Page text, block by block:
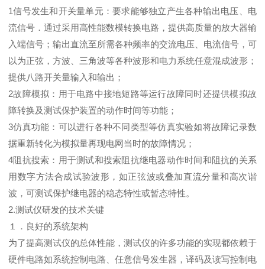
1信号发生和开关量单元：要求能够独立产生各种输出电压、电
流信号．通过采用高性能数模转换电路，提供高质量的放大器输
入端信号；输出直流至所需各种频率的交流电压、电流信号，可
以为正弦，方波、三角波等各种波形和电力系统任意混成波形；
提供八路开关量输入和输出；
2故障模拟：用于电路中接地短路等运行故障同时还提供模拟故
障转换及测试保护装置的动作时间等功能；
3仿真功能：可以进行各种不同类型等仿真实验如将故障记录数
据重新转化为模拟量再现电网当时的故障情况；
4阻抗搜索：用于测试和搜索阻抗继电器动作时间和阻抗的关系
用数字方法合成试验波形，如正弦波或叠加直流分量和高次谐
波，可测试保护继电器的稳态特性或暂态特性。
2.测试仪研发的技术关键
１．良好的系统架构
为了提高测试仪的总体性能，测试仪的许多功能的实现都依赖于
硬件电路如系统控制电路、任意信号发生器，译码及读写控制电